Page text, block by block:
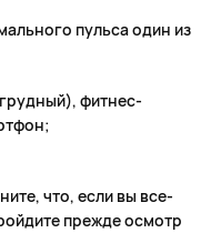
пульса один из
фитнес-
что, если вы все-
прежде осмотр